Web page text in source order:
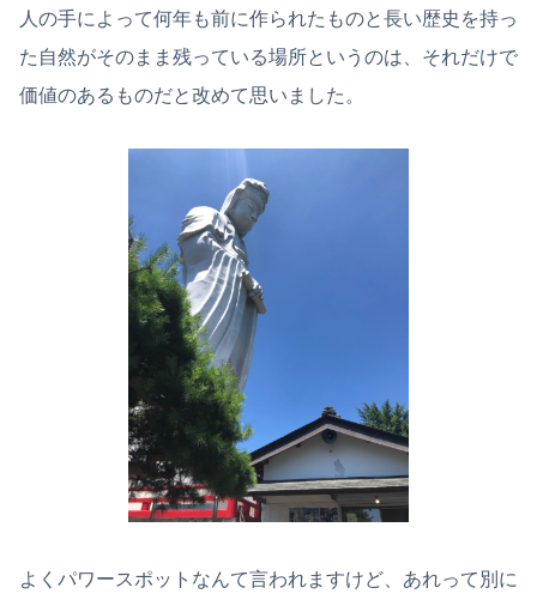
人の手によって何年も前に作られたものと長い歴史を持っ
た自然がそのまま残っている場所というのは、それだけで
価値のあるものだと改めて思いました。
よくパワースポットなんて言われますけど、あれって別に